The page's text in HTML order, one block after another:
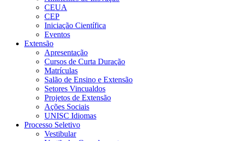
CEUA
CEP
Iniciação Científica
Eventos
Extensão
Apresentação
Cursos de Curta Duração
Matrículas
Salão de Ensino e Extensão
Setores Vincualdos
Projetos de Extensão
Ações Sociais
UNISC Idiomas
Processo Seletivo
Vestibular